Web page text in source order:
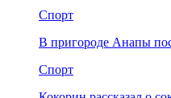
Спорт
В пригороде Анапы
Спорт